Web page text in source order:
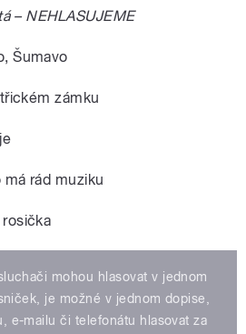
– NEHLASUJEME
Šumavo
zámku
rád muziku
mohou hlasovat v jednom
je možné v jednom dopise,
e-mailu či telefonátu hlasovat za